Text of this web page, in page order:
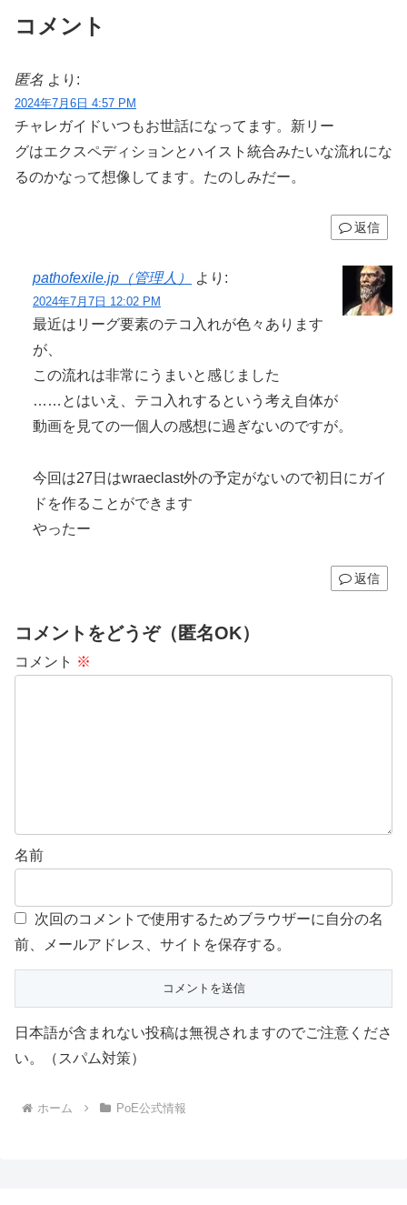
コメント
匿名 より:
2024年7月6日 4:57 PM
チャレガイドいつもお世話になってます。新リー
グはエクスペディションとハイスト統合みたいな流れにな
るのかなって想像してます。たのしみだー。
返信
pathofexile.jp（管理人） より:
2024年7月7日 12:02 PM
最近はリーグ要素のテコ入れが色々あります
が、
この流れは非常にうまいと感じました
……とはいえ、テコ入れするという考え自体が
動画を見ての一個人の感想に過ぎないのですが。
今回は27日はwraeclast外の予定がないので初日にガイ
ドを作ることができます
やったー
返信
コメントをどうぞ（匿名OK）
コメント ※
名前
次回のコメントで使用するためブラウザーに自分の名
前、メールアドレス、サイトを保存する。
日本語が含まれない投稿は無視されますのでご注意くださ
い。（スパム対策）
ホーム PoE公式情報